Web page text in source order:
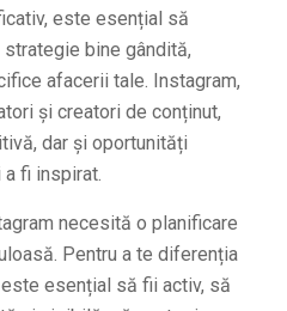
este esențial să
bine gândită,
afacerii tale. Instagram,
și creatori de conținut,
dar și oportunități
a fi inspirat.
necesită o planificare
Pentru a te diferenția
esențial să fii activ, să